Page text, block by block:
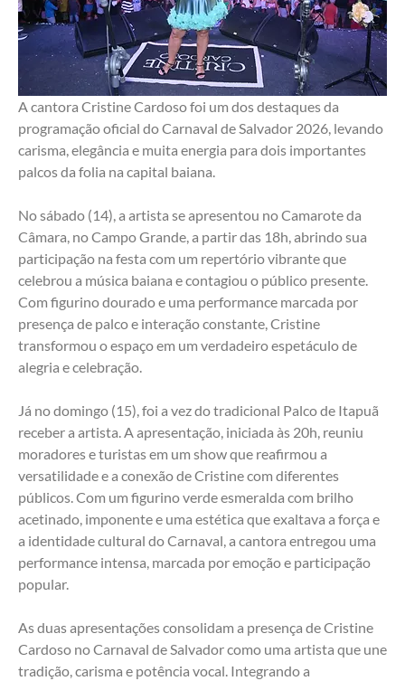
A cantora Cristine Cardoso foi um dos destaques da
programação oficial do Carnaval de Salvador 2026, levando
carisma, elegância e muita energia para dois importantes
palcos da folia na capital baiana.
No sábado (14), a artista se apresentou no Camarote da
Câmara, no Campo Grande, a partir das 18h, abrindo sua
participação na festa com um repertório vibrante que
celebrou a música baiana e contagiou o público presente.
Com figurino dourado e uma performance marcada por
presença de palco e interação constante, Cristine
transformou o espaço em um verdadeiro espetáculo de
alegria e celebração.
Já no domingo (15), foi a vez do tradicional Palco de Itapuã
receber a artista. A apresentação, iniciada às 20h, reuniu
moradores e turistas em um show que reafirmou a
versatilidade e a conexão de Cristine com diferentes
públicos. Com um figurino verde esmeralda com brilho
acetinado, imponente e uma estética que exaltava a força e
a identidade cultural do Carnaval, a cantora entregou uma
performance intensa, marcada por emoção e participação
popular.
As duas apresentações consolidam a presença de Cristine
Cardoso no Carnaval de Salvador como uma artista que une
tradição, carisma e potência vocal. Integrando a